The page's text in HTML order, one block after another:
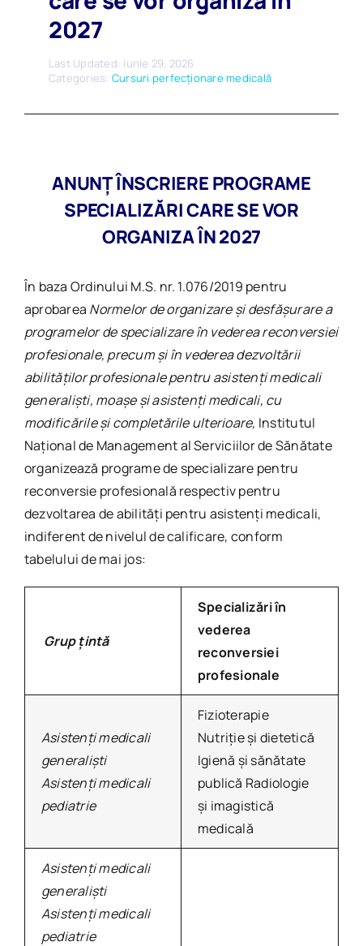
2027
Last Updated: iunie 29, 2026
Categories: Cursuri perfecționare medicală
ANUNȚ ÎNSCRIERE PROGRAME
SPECIALIZĂRI CARE SE VOR
ORGANIZA ÎN 2027
În baza Ordinului M.S. nr. 1.076/2019 pentru
aprobarea Normelor de organizare și desfășurare a
programelor de specializare în vederea reconversiei
profesionale, precum și în vederea dezvoltării
abilităților profesionale pentru asistenți medicali
generaliști, moașe și asistenți medicali, cu
modificările și completările ulterioare, Institutul
Național de Management al Serviciilor de Sănătate
organizează programe de specializare pentru
reconversie profesională respectiv pentru
dezvoltarea de abilități pentru asistenți medicali,
indiferent de nivelul de calificare, conform
tabelului de mai jos:
Grup țintă
Specializări în
vederea
reconversiei
profesionale
Asistenți medicali
generalişti
Asistenți medicali
pediatrie
Fizioterapie
Nutriţie şi dietetică
Igienă şi sănătate
publică Radiologie
și imagistică
medicală
Asistenți medicali
generalişti
Asistenți medicali
pediatrie